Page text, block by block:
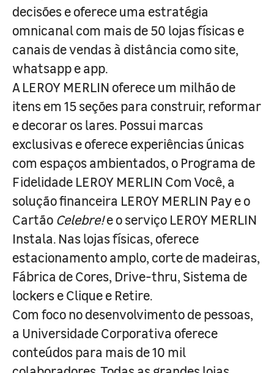
decisões e oferece uma estratégia
omnicanal com mais de 50 lojas físicas e
canais de vendas à distância como site,
whatsapp e app.
A LEROY MERLIN oferece um milhão de
itens em 15 seções para construir, reformar
e decorar os lares. Possui marcas
exclusivas e oferece experiências únicas
com espaços ambientados, o Programa de
Fidelidade LEROY MERLIN Com Você, a
solução financeira LEROY MERLIN Pay e o
Cartão Celebre!e o serviço LEROY MERLIN
Instala. Nas lojas físicas, oferece
estacionamento amplo, corte de madeiras,
Fábrica de Cores, Drive-thru, Sistema de
lockers e Clique e Retire.
Com foco no desenvolvimento de pessoas,
a Universidade Corporativa oferece
conteúdos para mais de 10 mil